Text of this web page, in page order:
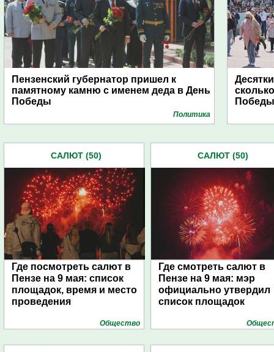
Пензенский губернатор пришел к
памятному камню с именем деда в День
Победы
Политика
Победы
САЛЮТ (50)
Где посмотреть салют в
Пензе на 9 мая: список
площадок, время и место
проведения
Общество
САЛЮТ (50)
Где смотреть салют в
Пензе на 9 мая: мэр
официально утвердил
список площадок